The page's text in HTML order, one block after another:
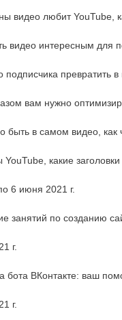
видео любит YouTube,
видео интересным для
подписчика превратить
вам нужно
быть в самом видео, как
YouTube, какие
6 июня 2021 г.
занятий по созданию
г.
бота ВКонтакте: ваш
г.